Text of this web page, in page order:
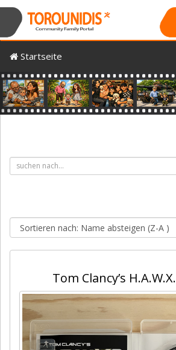
Startseite
Previous
Tom Clancy’s